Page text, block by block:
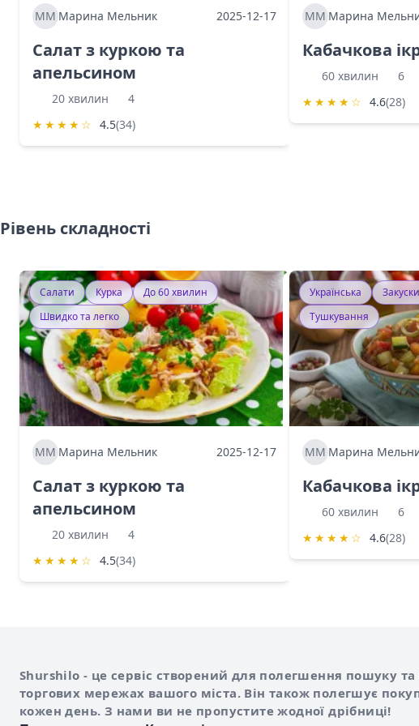
ММ Марина Мельник 2025-12-17
Салат з куркою та
апельсином
20 хвилин
4
★ ★ ★ ★ ☆ 4.5(34)
ММ Марина
Кабачкова
60 хвилин
6
★ ★ ★ ★ ☆ 4.6(28)
Рівень складності
Салати Курка
До 60 хвилин
Швидко та легко
ММ Марина Мельник 2025-12-17
Салат з куркою та
апельсином
20 хвилин
4
★ ★ ★ ★ ☆ 4.5(34)
Українська Закуски
Тушкування
ММ Марина
Кабачкова
60 хвилин
6
★ ★ ★ ★ ☆ 4.6(28)
Про сервіс Shurshilo
Shurshilo - це сервіс створений для полегшення пошуку та
торгових мережах вашого міста. Він також полегшує
кожен день. З нами ви не пропустите жодної дрібниці!